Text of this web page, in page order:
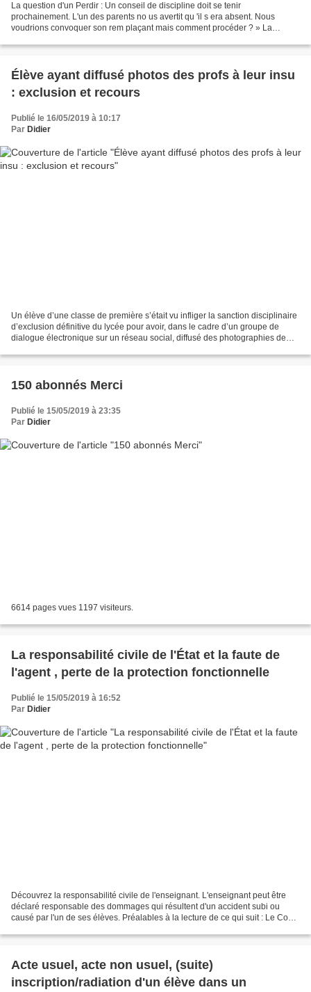
La question d'un Perdir : Un conseil de discipline doit se tenir
prochainement. L'un des parents no us avertit qu 'il s era absent. Nous
voudrions convoquer son rem plaçant mais comment procéder ? » La
Élève ayant diffusé photos des profs à leur insu
: exclusion et recours
Publié le 16/05/2019 à 10:17
Par Didier
Un élève d’une classe de première s’était vu infliger la sanction disciplinaire
d’exclusion définitive du lycée pour avoir, dans le cadre d’un groupe de
dialogue électronique sur un réseau social, diffusé des photographies de
150 abonnés Merci
Publié le 15/05/2019 à 23:35
Par Didier
6614 pages vues 1197 visiteurs.
La responsabilité civile de l'État et la faute de
l'agent , perte de la protection fonctionnelle
Publié le 15/05/2019 à 16:52
Par Didier
Découvrez la responsabilité civile de l'enseignant. L'enseignant peut être
déclaré responsable des dommages qui résultent d'un accident subi ou
causé par l'un de ses élèves. Préalables à la lecture de ce qui suit : Le Code
Acte usuel, acte non usuel, (suite)
inscription/radiation d'un élève dans un